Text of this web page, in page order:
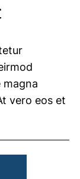
vero eos et